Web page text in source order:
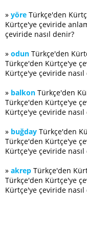
» yöre Türkçe'den
Kürtçe'ye çeviride
çeviride nasıl denir?
» odun Türkçe'den
Türkçe'den Kürtçe'ye
Kürtçe'ye çeviride nasıl
» balkon Türkçe'den
Türkçe'den Kürtçe'ye
Kürtçe'ye çeviride nasıl
» buğday Türkçe'den
Türkçe'den Kürtçe'ye
Kürtçe'ye çeviride nasıl
» akrep Türkçe'den
Türkçe'den Kürtçe'ye
Kürtçe'ye çeviride nasıl